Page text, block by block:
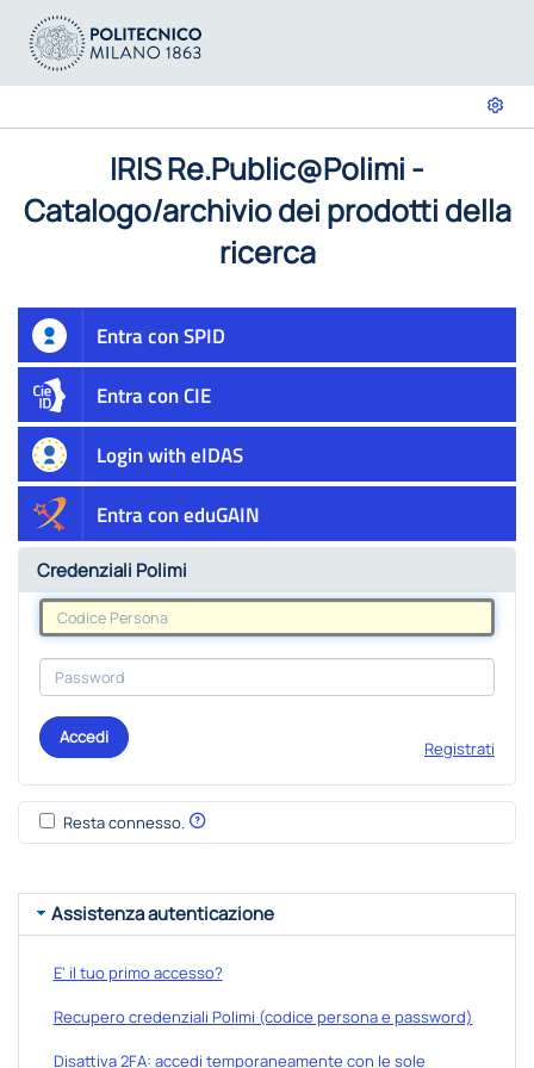
IRIS Re.Public@Polimi -
Catalogo/archivio dei prodotti della
ricerca
Entra con SPID
Entra con CIE
Login with eIDAS
Entra con eduGAIN
Credenziali Polimi
Accedi
Registrati
Resta connesso.
Assistenza autenticazione
E' il tuo primo accesso?
Recupero credenziali Polimi (codice persona e password)
Disattiva 2FA: accedi temporaneamente con le sole